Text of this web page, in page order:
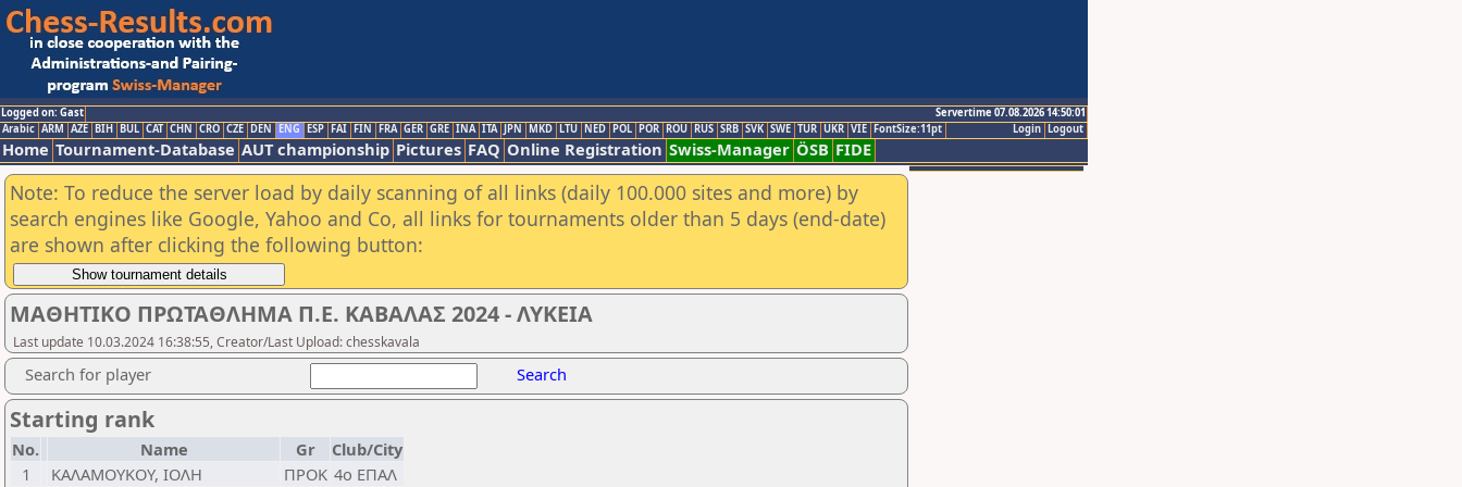
Logged on: Gast
Servertime 07.08.2026 14:50:01
Logout
Login
Arabic ARM AZE BIH BUL CAT CHN CRO CZE DEN ENG ESP FAI FIN FRA GER GRE INA ITA JPN MKD LTU NED POL POR ROU RUS SRB SVK SWE TUR UKR VIE FontSize:11pt
Home Tournament-Database AUT championship Pictures FAQ Online Registration Swiss-Manager ÖSB FIDE
Note: To reduce the server load by daily scanning of all links (daily 100.000 sites and more) by
search engines like Google, Yahoo and Co, all links for tournaments older than 5 days (end-date)
are shown after clicking the following button:
ΜΑΘΗΤΙΚΟ ΠΡΩΤΑΘΛΗΜΑ Π.Ε. ΚΑΒΑΛΑΣ 2024 - ΛΥΚΕΙΑ
Last update 10.03.2024 16:38:55, Creator/Last Upload: chesskavala
Search for player Search
Starting rank
No. Name Gr
Club/City
1
ΚΑΛΑΜΟΥΚΟΥ, ΙΟΛΗ ΠΡΟΚ 4ο ΕΠΑΛ